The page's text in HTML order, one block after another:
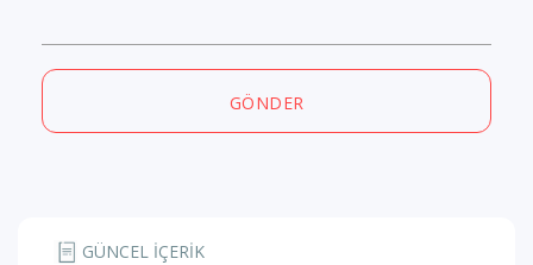
GÖNDER
GÜNCEL İÇERİK